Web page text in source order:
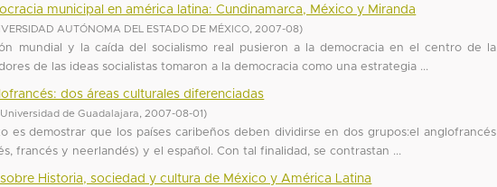
municipal en américa latina: Cundinamarca, México y Miranda
AUTÓNOMA DEL ESTADO DE MÉXICO 2007-08)
mundial y la caída del socialismo real pusieron a la democracia en el centro de la
de las ideas socialistas tomaron a la democracia como una estrategia ...
dos áreas culturales diferenciadas
Universidad de Guadalajara 2007-08-01)
es demostrar que los países caribeños deben dividirse en dos grupos:el anglofrancés
francés y neerlandés) y el español. Con tal finalidad, se contrastan ...
Historia, sociedad y cultura de México y América Latina